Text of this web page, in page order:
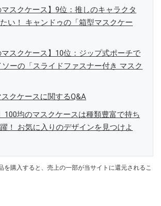
スクケース】9位：推しのキャラクタ
い！ キャンドゥの「箱型マスクケー
スクケース】10位：ジップ式ポーチで
ーの「スライドファスナー付き マスク
クケースに関するQ&A
100均のマスクケースは種類豊富で持ち
！ お気に入りのデザインを見つけよ
を購入すると、売上の一部が当サイトに還元されるこ